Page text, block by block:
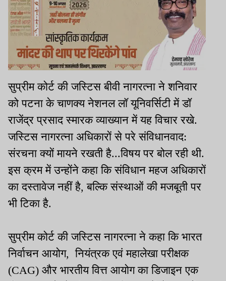
सुप्रीम कोर्ट की जस्टिस बीवी नागरत्ना ने शनिवार
को पटना के चाणक्य नेशनल लॉ यूनिवर्सिटी में डॉ
राजेंद्र प्रसाद स्मारक व्याख्यान में यह विचार रखे.
जस्टिस नागरत्ना अधिकारों से परे संविधानवाद:
संरचना क्यों मायने रखती है...विषय पर बोल रही थी.
इस क्रम में उन्होंने कहा कि संविधान महज अधिकारों
का दस्तावेज नहीं है, बल्कि संस्थाओं की मजबूती पर
भी टिका है.
सुप्रीम कोर्ट की जस्टिस नागरत्ना ने कहा कि भारत
निर्वाचन आयोग, नियंत्रक एवं महालेखा परीक्षक
(CAG) और भारतीय वित्त आयोग का डिजाइन एक